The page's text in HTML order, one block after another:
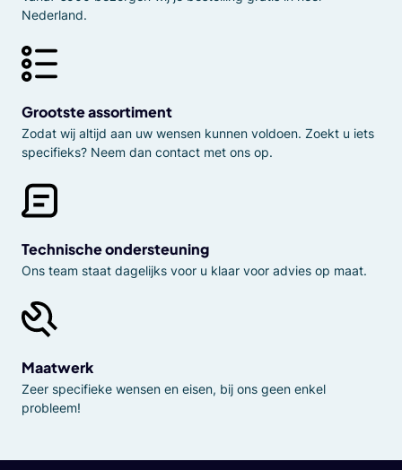
Nederland.
Grootste assortiment
Zodat wij altijd aan uw wensen kunnen voldoen. Zoekt u iets
specifieks? Neem dan contact met ons op.
Technische ondersteuning
Ons team staat dagelijks voor u klaar voor advies op maat.
Maatwerk
Zeer specifieke wensen en eisen, bij ons geen enkel
probleem!